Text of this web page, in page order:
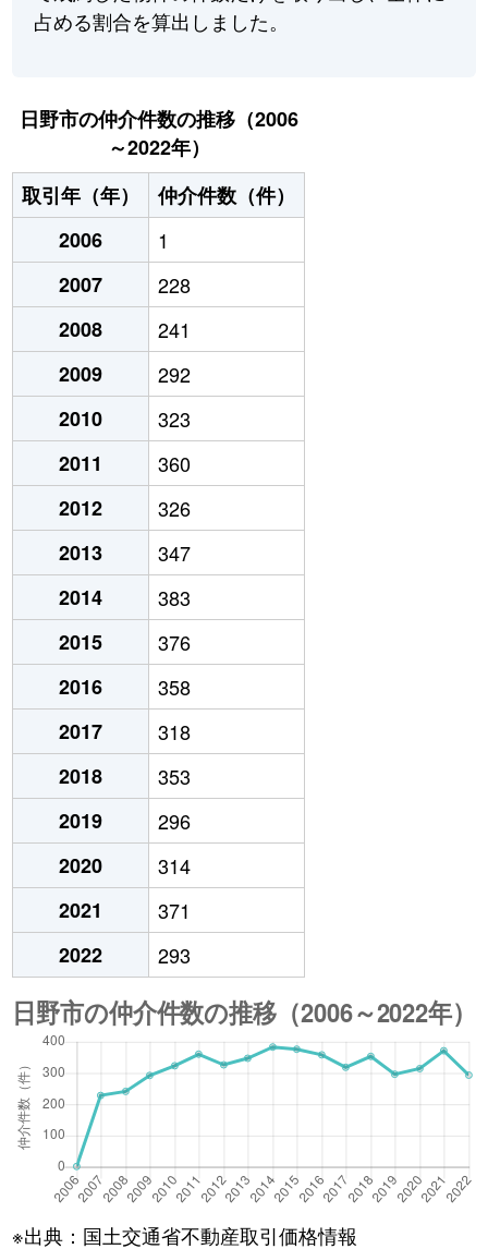
占める割合を算出しました。
日野市の仲介件数の推移（2006
～2022年）
取引年（年）
仲介件数（件）
2006
1
2007
228
2008
241
2009
292
2010
323
2011
360
2012
326
2013
347
2014
383
2015
376
2016
358
2017
318
2018
353
2019
296
2020
314
2021
371
2022
293
※出典：国土交通省不動産取引価格情報